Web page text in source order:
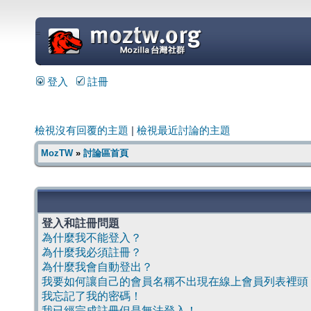
=
登入 註冊
檢視沒有回覆的主題 檢視最近討論的主題
MozTW» 討論區首頁
登入和註冊問題
為什麼我不能登入？
為什麼我必須註冊？
為什麼我會自動登出？
我要如何讓自己的會員名稱不出現在線上會員列表裡頭
我忘記了我的密碼！